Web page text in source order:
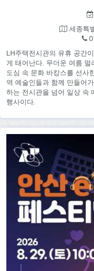
세종특
LH주택전시관의 유휴 공간
게 태어난다. 무더운 여름
도심 속 문화 바캉스를 선사
역 예술인들과 함께 만들어
하는 전시관을 넘어 일상 속
행사이다.